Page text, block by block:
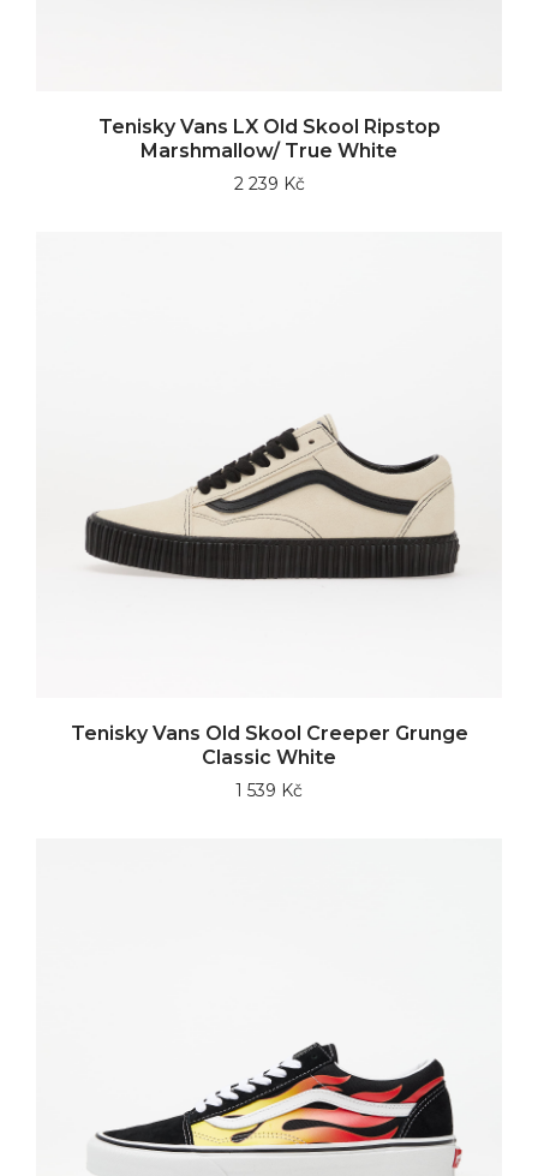
Tenisky Vans LX Old Skool Ripstop
Marshmallow/ True White
2 239 Kč
Tenisky Vans Old Skool Creeper Grunge
Classic White
1 539 Kč